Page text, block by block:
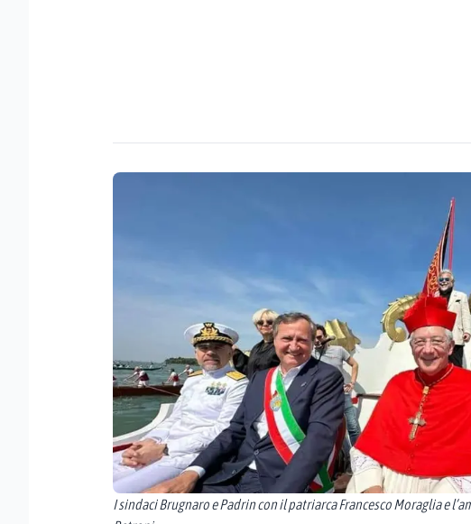
I sindaci Brugnaro e Padrin con il patriarca Francesco Moraglia e